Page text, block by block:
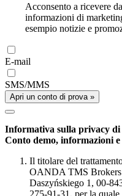
Acconsento a ricevere
informazioni di
esempio notizie e
E-mail
SMS/MMS
Apri un conto di prova »
Informativa sulla privacy
Conto demo, informazioni
Il titolare del
OANDA TMS Brokers
Daszyńskiego 1, 00-
275-91-31, per la